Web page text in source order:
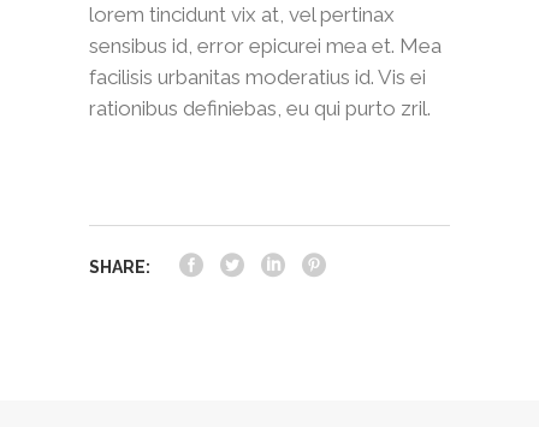
lorem tincidunt vix at, vel pertinax
sensibus id, error epicurei mea et. Mea
facilisis urbanitas moderatius id. Vis ei
rationibus definiebas, eu qui purto zril.
SHARE: